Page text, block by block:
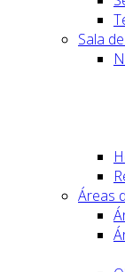
Sala
Áreas